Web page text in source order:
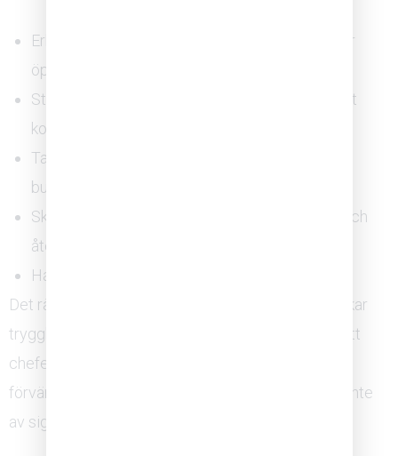
Erkänner sina egna misstag och kunskapsluckor
öppet
Ställer genuina frågor och lyssnar utan att direkt
komma med svar
Tackar för dåliga nyheter i stället för att skjuta
budbäraren
Skapar strukturerade utrymmen för reflektion och
återkoppling
Hanterar oenighet som en tillgång, inte ett hot
Det räcker alltså inte att chefen inte aktivt motverkar
trygghet. Forskning och praktisk erfarenhet visar att
chefen behöver modellera de beteenden som
förväntas av teamet. Psykologisk trygghet byggs inte
av sig självt, den kräver ett medvetet ledarskap.